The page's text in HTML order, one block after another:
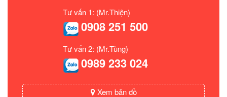
Tư vấn 1: (Mr.Thiện)
0908 251 500
Tư vấn 2: (Mr.Tùng)
0989 233 024
Xem bản đồ